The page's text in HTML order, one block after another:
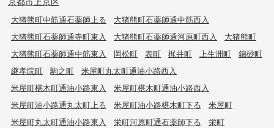
大猪熊町中筋通石薬師上る
大猪熊町石薬師通中筋西入
大猪熊町石薬師通寺町東入
大猪熊町石薬師通河原町西入
大猪熊町
大猪熊町石薬師通中筋東入
岡松町 表町 梶井町 上生洲町
錦砂町
継孝院町
駒之町
米屋町丸太町通油小路西入
米屋町椹木町通油小路東入
米屋町椹木町通油小路西入
米屋町油小路通丸太町上る
米屋町油小路椹木町下る
米屋町
米屋町丸太町通油小路東入
栄町河原町通石薬師下る
栄町